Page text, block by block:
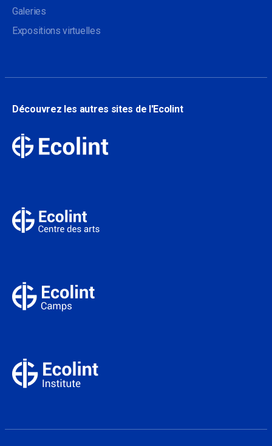
Galeries
Expositions virtuelles
Découvrez les autres sites de l'Ecolint